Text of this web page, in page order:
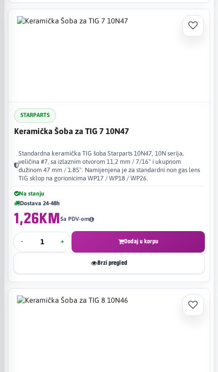
STARPARTS
Keramička Šoba za TIG 7 10N47
Standardna keramička TIG šoba Starparts 10N47, 10N serija,
veličina #7, sa izlaznim otvorom 11,2 mm / 7/16" i ukupnom
dužinom 47 mm / 1.85". Namijenjena je za standardni non gas lens
TIG sklop na gorionicima WP17 / WP18 / WP26.
Na stanju
Dostava 24-48h
1,26KMSa PDV-om
- + Dodaj u korpu
Brzi pregled